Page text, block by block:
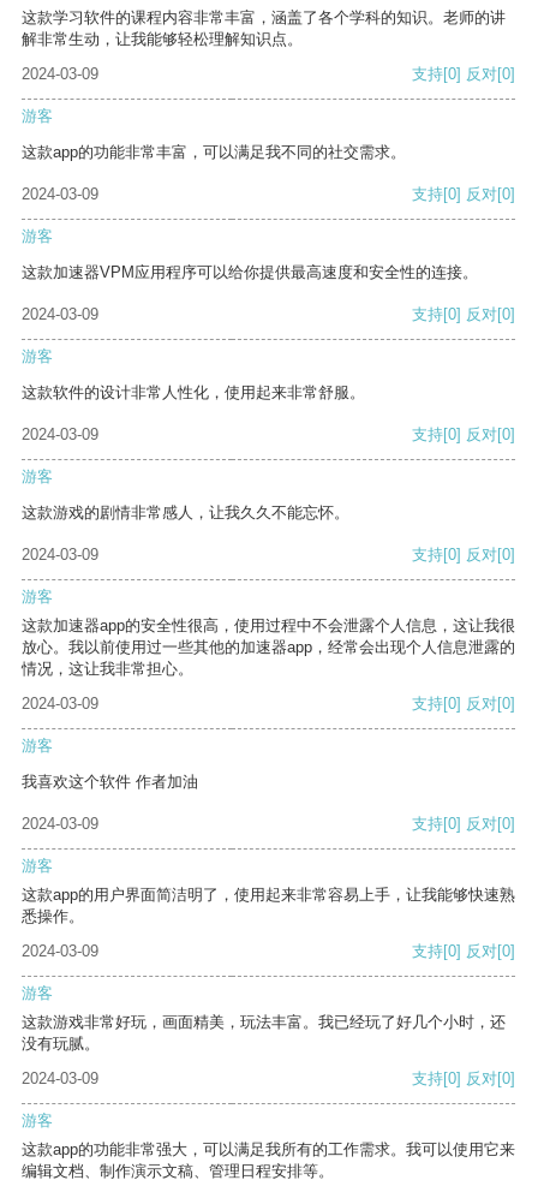
这款学习软件的课程内容非常丰富，涵盖了各个学科的知识。老师的讲
解非常生动，让我能够轻松理解知识点。
2024-03-09
支持[0] 反对[0]
游客
这款app的功能非常丰富，可以满足我不同的社交需求。
2024-03-09 支持[0] 反对[0]
游客
这款加速器VPM应用程序可以给你提供最高速度和安全性的连接。
2024-03-09 支持[0] 反对[0]
游客
这款软件的设计非常人性化，使用起来非常舒服。
2024-03-09 支持[0] 反对[0]
游客
这款游戏的剧情非常感人，让我久久不能忘怀。
2024-03-09 支持[0] 反对[0]
游客
这款加速器app的安全性很高，使用过程中不会泄露个人信息，这让我很
放心。我以前使用过一些其他的加速器app，经常会出现个人信息泄露的
情况，这让我非常担心。
2024-03-09
支持[0] 反对[0]
游客
我喜欢这个软件 作者加油
2024-03-09 支持[0] 反对[0]
游客
这款app的用户界面简洁明了，使用起来非常容易上手，让我能够快速熟
悉操作。
2024-03-09
支持[0] 反对[0]
游客
这款游戏非常好玩，画面精美，玩法丰富。我已经玩了好几个小时，还
没有玩腻。
2024-03-09
支持[0] 反对[0]
游客
这款app的功能非常强大，可以满足我所有的工作需求。我可以使用它来
编辑文档、制作演示文稿、管理日程安排等。